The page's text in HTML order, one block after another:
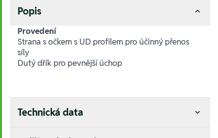
Popis
Provedení
Strana s očkem s UD profilem pro účinný přenos
síly
Dutý dřík pro pevnější úchop
Technická data